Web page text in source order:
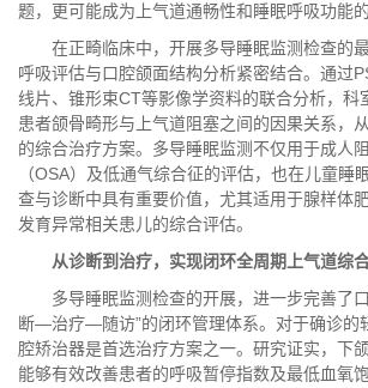
题，更可能成为上气道通畅性和睡眠呼吸功能
在正畸临床中， 开展多导睡眠监测检查的
呼吸评估与口腔颌面结构分析紧密结合。通过
线片、锥形束CT等影像学资料的联合分析，科
患者颌骨畸形与上气道阻塞之间的因果关系，
的综合治疗方案。 多导睡眠监测 不仅用于成人
（OSA）及低通气综合征的评估，也在儿童睡
查与诊断中具有重要价值，尤其适用于腺样体
发育异常相关患儿的综合评估。
从诊断到治疗，实现闭环全周期上气道综
多导睡眠监测检查的开展，进一步完善了
断—治疗—随访”的闭环管理体系。对于确诊的
腔矫治器是首选治疗方案之一。研究证实，下
能够有效改善患者的呼吸暂停指数及最低血氧